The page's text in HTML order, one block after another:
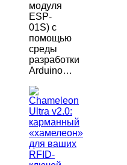
модуля
ESP-
01S) с
помощью
среды
разработки
Arduino…